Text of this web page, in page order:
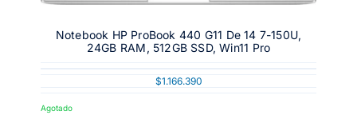
Notebook HP ProBook 440 G11 De 14 7-150U,
24GB RAM, 512GB SSD, Win11 Pro
$1.166.390
Agotado